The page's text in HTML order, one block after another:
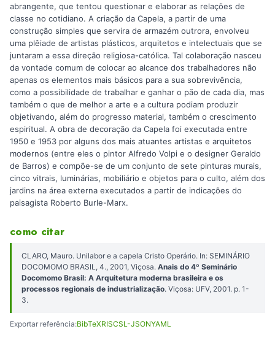
abrangente, que tentou questionar e elaborar as relações de
classe no cotidiano. A criação da Capela, a partir de uma
construção simples que servira de armazém outrora, envolveu
uma plêiade de artistas plásticos, arquitetos e intelectuais que se
juntaram a essa direção religiosa-católica. Tal colaboração nasceu
da vontade comum de colocar ao alcance dos trabalhadores não
apenas os elementos mais básicos para a sua sobrevivência,
como a possibilidade de trabalhar e ganhar o pão de cada dia, mas
também o que de melhor a arte e a cultura podiam produzir
objetivando, além do progresso material, também o crescimento
espiritual. A obra de decoração da Capela foi executada entre
1950 e 1953 por alguns dos mais atuantes artistas e arquitetos
modernos (entre eles o pintor Alfredo Volpi e o designer Geraldo
de Barros) e compõe-se de um conjunto de sete pinturas murais,
cinco vitrais, luminárias, mobiliário e objetos para o culto, além dos
jardins na área externa executados a partir de indicações do
paisagista Roberto Burle-Marx.
como citar
CLARO, Mauro. Unilabor e a capela Cristo Operário. In: SEMINÁRIO
DOCOMOMO BRASIL, 4., 2001, Viçosa. Anais do 4º Seminário
Docomomo Brasil: A Arquitetura moderna brasileira e os
processos regionais de industrialização. Viçosa: UFV, 2001. p. 1-
3.
Exportar referência:BibTeXRISCSL-JSONYAML